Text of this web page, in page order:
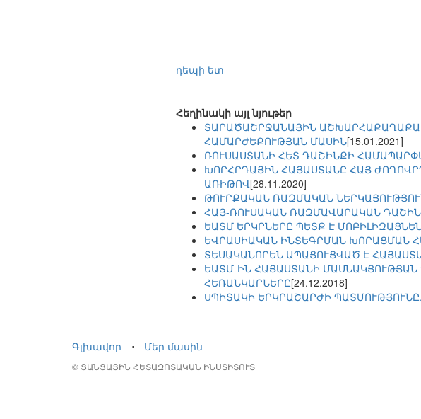
դեպի ետ
Հեղինակի այլ նյութեր
ՏԱՐԱԾԱՇՐՋԱՆԱՅԻՆ
ՀԱՄԱՐԺԵՔՈՒԹՅԱՆ ՄԱՍԻՆ[15.01.2021]
ՌՈՒՍԱՍՏԱՆԻ ՀԵՏ ԴԱՇԻՆՔԻ
ԽՈՐՀՐԴԱՅԻՆ ՀԱՅԱՍՏԱՆԸ ՀԱՅ
ԱՌԻԹՈՎ[28.11.2020]
ԹՈՒՐՔԱԿԱՆ ՌԱԶՄԱԿԱՆ
ՀԱՅ-ՌՈՒՍԱԿԱՆ ՌԱԶՄԱՎԱՐԱԿԱՆ
ԵԱՏՄ ԵՐԿՐՆԵՐԸ ՊԵՏՔ Է
ԵՎՐԱՍԻԱԿԱՆ ԻՆՏԵԳՐՄԱՆ ԽՈՐԱՑՄԱՆ
ՏԵՍԱԿԱՆՈՐԵՆ ԱՊԱՑՈՒՑՎԱԾ Է
ԵԱՏՄ-ԻՆ ՀԱՅԱՍՏԱՆԻ
ՀԵՌԱՆԿԱՐՆԵՐԸ[24.12.2018]
ՍՊԻՏԱԿԻ ԵՐԿՐԱՇԱՐԺԻ
Գլխավոր ⋅ Մեր մասին
© ՑԱՆՑԱՅԻՆ ՀԵՏԱԶՈՏԱԿԱՆ ԻՆՍՏԻՏՈՒՏ